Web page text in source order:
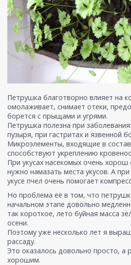
Петрушка благотворно влияет на
омолаживает, снимает отеки,
борется с прыщами и угрями.
Петрушка полезна при
пузыря, при гастритах и язвенной
Микроэлементы, входящие в
способствуют укреплению
При укусах насекомых очень
нужно намазать места укусов. А
укусе пчел очень помогает
Но проблема её в том, что
начальном этапе довольно
так короткое, лето буйная масса
осени.
Поэтому уже несколько лет я
рассаду.
Это оказалось довольно просто, а
хорошим.